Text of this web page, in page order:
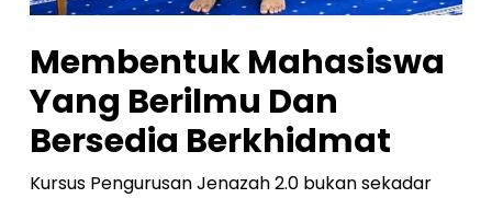
Membentuk Mahasiswa
Yang Berilmu Dan
Bersedia Berkhidmat
Kursus Pengurusan Jenazah 2.0 bukan sekadar